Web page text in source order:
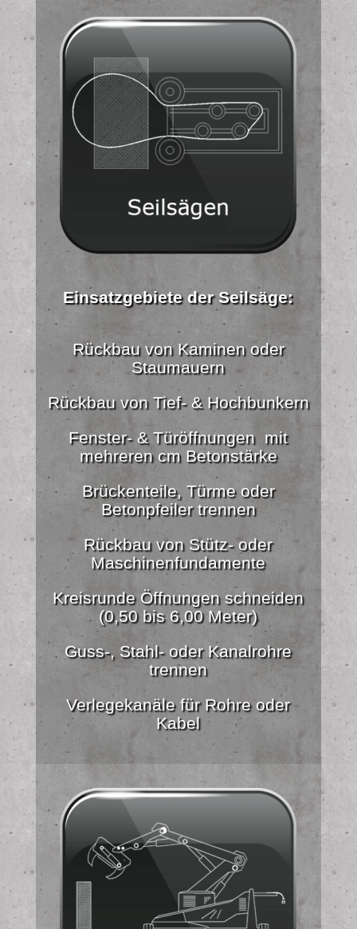
Einsatzgebiete der Seilsäge:
Rückbau von Kaminen oder
Staumauern
Rückbau von Tief- & Hochbunkern
Fenster- & Türöffnungen mit
mehreren cm Betonstärke
Brückenteile, Türme oder
Betonpfeiler trennen
Rückbau von Stütz- oder
Maschinenfundamente
Kreisrunde Öffnungen schneiden
(0,50 bis 6,00 Meter)
Guss-, Stahl- oder Kanalrohre
trennen
Verlegekanäle für Rohre oder
Kabel